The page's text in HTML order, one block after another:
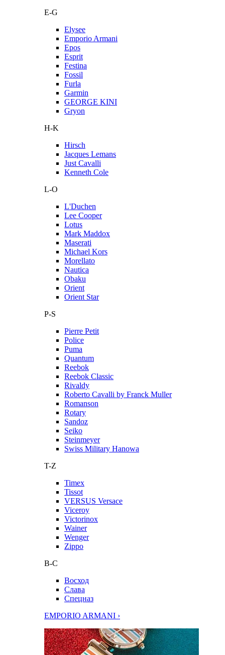
E-G
Elysee
Emporio Armani
Epos
Esprit
Festina
Fossil
Furla
Garmin
GEORGE KINI
Gryon
H-K
Hirsch
Jacques Lemans
Just Cavalli
Kenneth Cole
L-O
L'Duchen
Lee Cooper
Lotus
Mark Maddox
Maserati
Michael Kors
Morellato
Nautica
Obaku
Orient
Orient Star
P-S
Pierre Petit
Police
Puma
Quantum
Reebok
Reebok Classic
Rivaldy
Roberto Cavalli by Franck Muller
Romanson
Rotary
Sandoz
Seiko
Steinmeyer
Swiss Military Hanowa
T-Z
Timex
Tissot
VERSUS Versace
Viceroy
Victorinox
Wainer
Wenger
Zippo
В-С
Восход
Слава
Спецназ
EMPORIO ARMANI ›